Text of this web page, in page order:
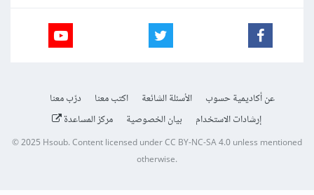
عن أكاديمية حسوب الأسئلة الشائعة اكتب معنا
درّب معنا
إرشادات الاستخدام
بيان الخصوصية مركز المساعدة
© 2025Hsoub.Content licensed underCC BY-NC-SA 4.0unless mentioned
otherwise.